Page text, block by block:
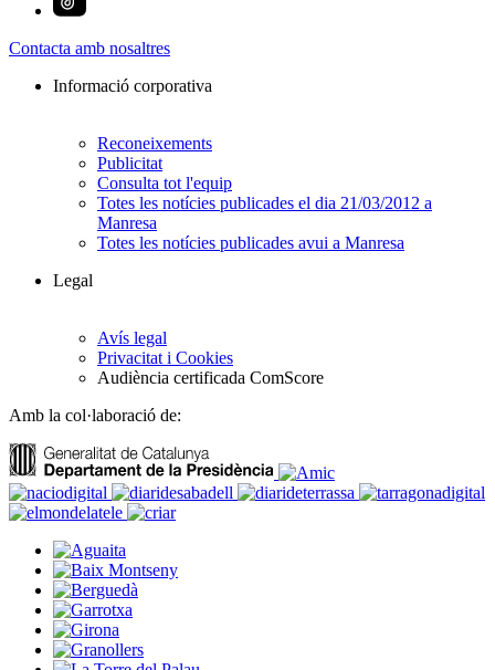
Contacta amb nosaltres
Informació corporativa
Reconeixements
Publicitat
Consulta tot l'equip
Totes les notícies publicades el dia 21/03/2012 a
Manresa
Totes les notícies publicades avui a Manresa
Legal
Avís legal
Privacitat i Cookies
Audiència certificada ComScore
Amb la col·laboració de: